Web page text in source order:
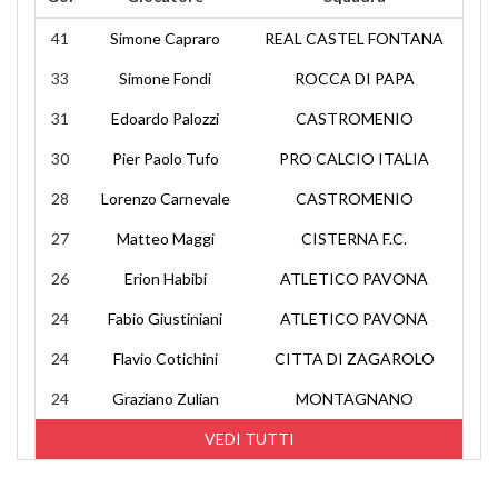
VEDI TUTTI
41 Simone Capraro REAL CASTEL FONTANA
33 Simone Fondi ROCCA DI PAPA
31 Edoardo Palozzi CASTROMENIO
30 Pier Paolo Tufo PRO CALCIO ITALIA
28 Lorenzo Carnevale CASTROMENIO
27 Matteo Maggi CISTERNA F.C.
26 Erion Habibi ATLETICO PAVONA
24 Fabio Giustiniani ATLETICO PAVONA
24 Flavio Cotichini CITTA DI ZAGAROLO
24 Graziano Zulian MONTAGNANO